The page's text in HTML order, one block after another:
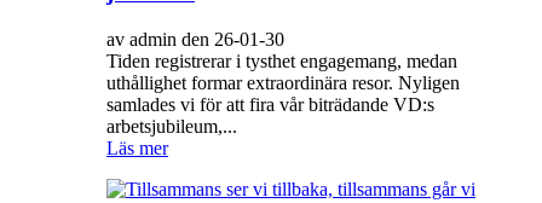
av admin den 26-01-30
Tiden registrerar i tysthet engagemang, medan
uthållighet formar extraordinära resor. Nyligen
samlades vi för att fira vår biträdande VD:s
arbetsjubileum,...
Läs mer